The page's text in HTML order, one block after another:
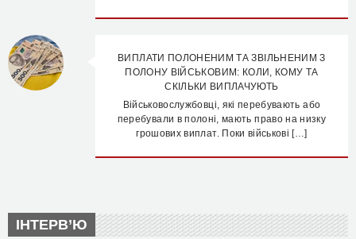
ВИПЛАТИ ПОЛОНЕНИМ ТА ЗВІЛЬНЕНИМ З
ПОЛОНУ ВІЙСЬКОВИМ: КОЛИ, КОМУ ТА
СКІЛЬКИ ВИПЛАЧУЮТЬ
Військовослужбовці, які перебувають або
перебували в полоні, мають право на низку
грошових виплат. Поки військові […]
ІНТЕРВ’Ю